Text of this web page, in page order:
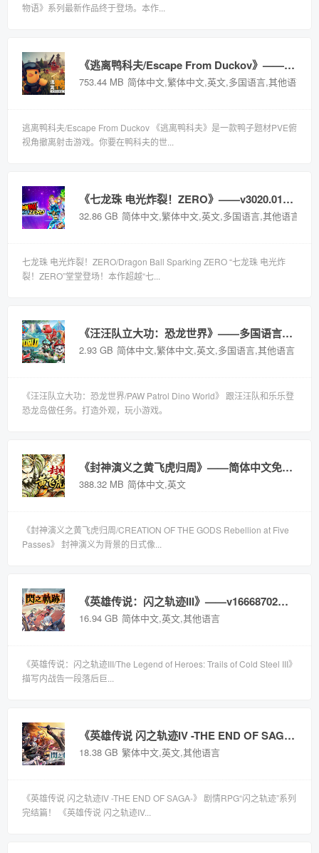
物语》系列最新作品终于登场。本作...
《逃离鸭科夫/Escape From Duckov》——v2.3.30多国语言（含简体中文）免安装解压即玩版
753.44 MB 简体中文,繁体中文,英文,多国语言,其他语言
逃离鸭科夫/Escape From Duckov 《逃离鸭科夫》是一款鸭子题材PVE俯
视角撤离射击游戏。你要在鸭科夫的世...
《七龙珠 电光炸裂！ZERO》——v3020.019.003.012.013多国语言（含简体中文）免安装解压即玩版
32.86 GB 简体中文,繁体中文,英文,多国语言,其他语言
七龙珠 电光炸裂！ZERO/Dragon Ball Sparking ZERO “七龙珠 电光炸
裂！ZERO”堂堂登场！本作超越“七...
《汪汪队立大功：恐龙世界》——多国语言（含简体中文）免安装解压即玩版
2.93 GB 简体中文,繁体中文,英文,多国语言,其他语言
《汪汪队立大功：恐龙世界/PAW Patrol Dino World》 跟汪汪队和乐乐登
恐龙岛做任务。打造外观，玩小游戏。
《封神演义之黄飞虎归周》——简体中文免安装解压即玩版
388.32 MB 简体中文,英文
《封神演义之黄飞虎归周/CREATION OF THE GODS Rebellion at Five
Passes》 封神演义为背景的日式像...
《英雄传说：闪之轨迹III》——v16668702多国语言（含简体中文）免安装解压即玩版
16.94 GB 简体中文,英文,其他语言
《英雄传说：闪之轨迹III/The Legend of Heroes: Trails of Cold Steel III》
描写内战告一段落后巨...
《英雄传说 闪之轨迹IV -THE END OF SAGA-》——Build 7946380多国语言（含繁体中文）免安装解压即玩版
18.38 GB 繁体中文,英文,其他语言
《英雄传说 闪之轨迹IV -THE END OF SAGA-》 剧情RPG“闪之轨迹”系列
完结篇！ 《英雄传说 闪之轨迹IV...